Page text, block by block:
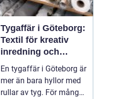
Tygaffär i Göteborg:
Textil för kreativ
inredning och
hållbara projekt
En tygaffär i Göteborg är
mer än bara hyllor med
rullar av tyg. För många